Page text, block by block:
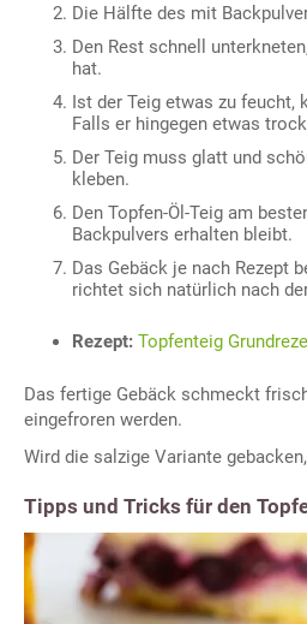
Die Hälfte des mit
Den Rest schnell
hat.
Ist der Teig etwas zu feucht,
Falls er hingegen etwas
Der Teig muss glatt und
kleben.
Den Topfen-Öl-Teig am
Backpulvers erhalten bleibt.
Das Gebäck je nach Rezept
richtet sich natürlich nach
Rezept: Topfenteig
Das fertige Gebäck schmeckt
eingefroren werden.
Wird die salzige Variante
Tipps und Tricks für den